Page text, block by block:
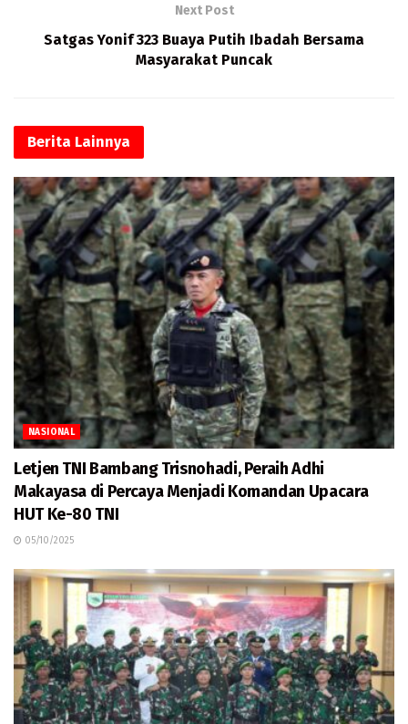
Next Post
Satgas Yonif 323 Buaya Putih Ibadah Bersama
Masyarakat Puncak
Berita Lainnya
NASIONAL
Letjen TNI Bambang Trisnohadi, Peraih Adhi
Makayasa di Percaya Menjadi Komandan Upacara
HUT Ke-80 TNI
05/10/2025